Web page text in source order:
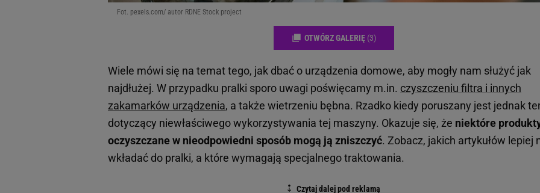
Fot. pexels.com/ autor RDNE Stock project
OTWÓRZ GALERIĘ (3)
Wiele mówi się na temat tego, jak dbać o urządzenia domowe, aby mogły nam służyć jak
najdłużej. W przypadku pralki sporo uwagi poświęcamy m.in. czyszczeniu filtra i innych
zakamarków urządzenia, a także wietrzeniu bębna. Rzadko kiedy poruszany jest jednak
dotyczący niewłaściwego wykorzystywania tej maszyny. Okazuje się, że niektóre
oczyszczane w nieodpowiedni sposób mogą ją zniszczyć. Zobacz, jakich artykułów lepiej
wkładać do pralki, a które wymagają specjalnego traktowania.